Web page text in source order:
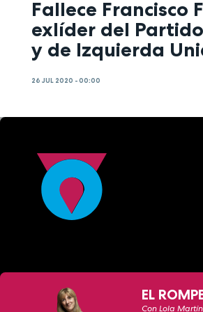
Fallece Francisco
exlíder del
y de Izquierda
26 JUL 2020 - 00:00
EL
Con Lola